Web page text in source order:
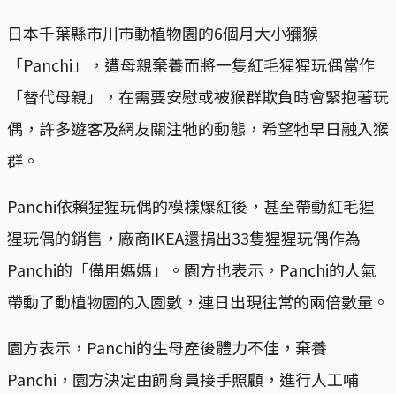
日本千葉縣市川市動植物園的6個月大小獼猴
「Panchi」，遭母親棄養而將一隻紅毛猩猩玩偶當作
「替代母親」，在需要安慰或被猴群欺負時會緊抱著玩
偶，許多遊客及網友關注牠的動態，希望牠早日融入猴
群。
Panchi依賴猩猩玩偶的模樣爆紅後，甚至帶動紅毛猩
猩玩偶的銷售，廠商IKEA還捐出33隻猩猩玩偶作為
Panchi的「備用媽媽」。園方也表示，Panchi的人氣
帶動了動植物園的入園數，連日出現往常的兩倍數量。
園方表示，Panchi的生母產後體力不佳，棄養
Panchi，園方決定由飼育員接手照顧，進行人工哺